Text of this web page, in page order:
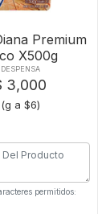
Premium
X500g
DESPENSA
3,000
(g a $6)
permitidos: